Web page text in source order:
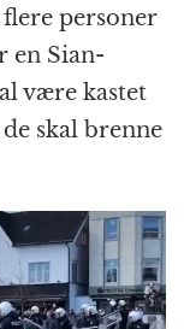
personer
en Sian-
være kastet
skal brenne